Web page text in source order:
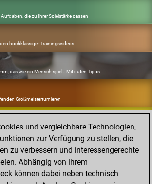
die zu Ihrer Spielstärke passen
hochklassiger Trainingsvideos
das wie ein Mensch spielt. Mit guten Tipps
Großmeisterturnieren
Ihr Eröffnungsrepertoire
Partien
Sie eigene Partien in der Cloud
und vergleichbare Technologien,
zur Verfügung zu stellen, die
zu verbessern und interessengerechte
Abhängig von ihrem
können dabei neben technisch